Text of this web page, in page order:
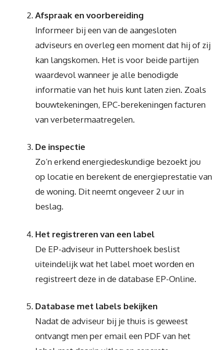
Afspraak en voorbereiding
Informeer bij een van de aangesloten
adviseurs en overleg een moment dat hij of zij
kan langskomen. Het is voor beide partijen
waardevol wanneer je alle benodigde
informatie van het huis kunt laten zien. Zoals
bouwtekeningen, EPC-berekeningen facturen
van verbetermaatregelen.
De inspectie
Zo’n erkend energiedeskundige bezoekt jou
op locatie en berekent de energieprestatie van
de woning. Dit neemt ongeveer 2 uur in
beslag.
Het registreren van een label
De EP-adviseur in Puttershoek beslist
uiteindelijk wat het label moet worden en
registreert deze in de database EP-Online.
Database met labels bekijken
Nadat de adviseur bij je thuis is geweest
ontvangt men per email een PDF van het